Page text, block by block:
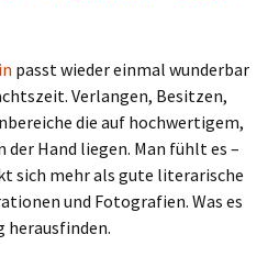
passt wieder einmal wunderbar
Verlangen, Besitzen,
die auf hochwertigem,
Hand liegen. Man fühlt es –
sich mehr als gute literarische
und Fotografien. Was es
herausfinden.